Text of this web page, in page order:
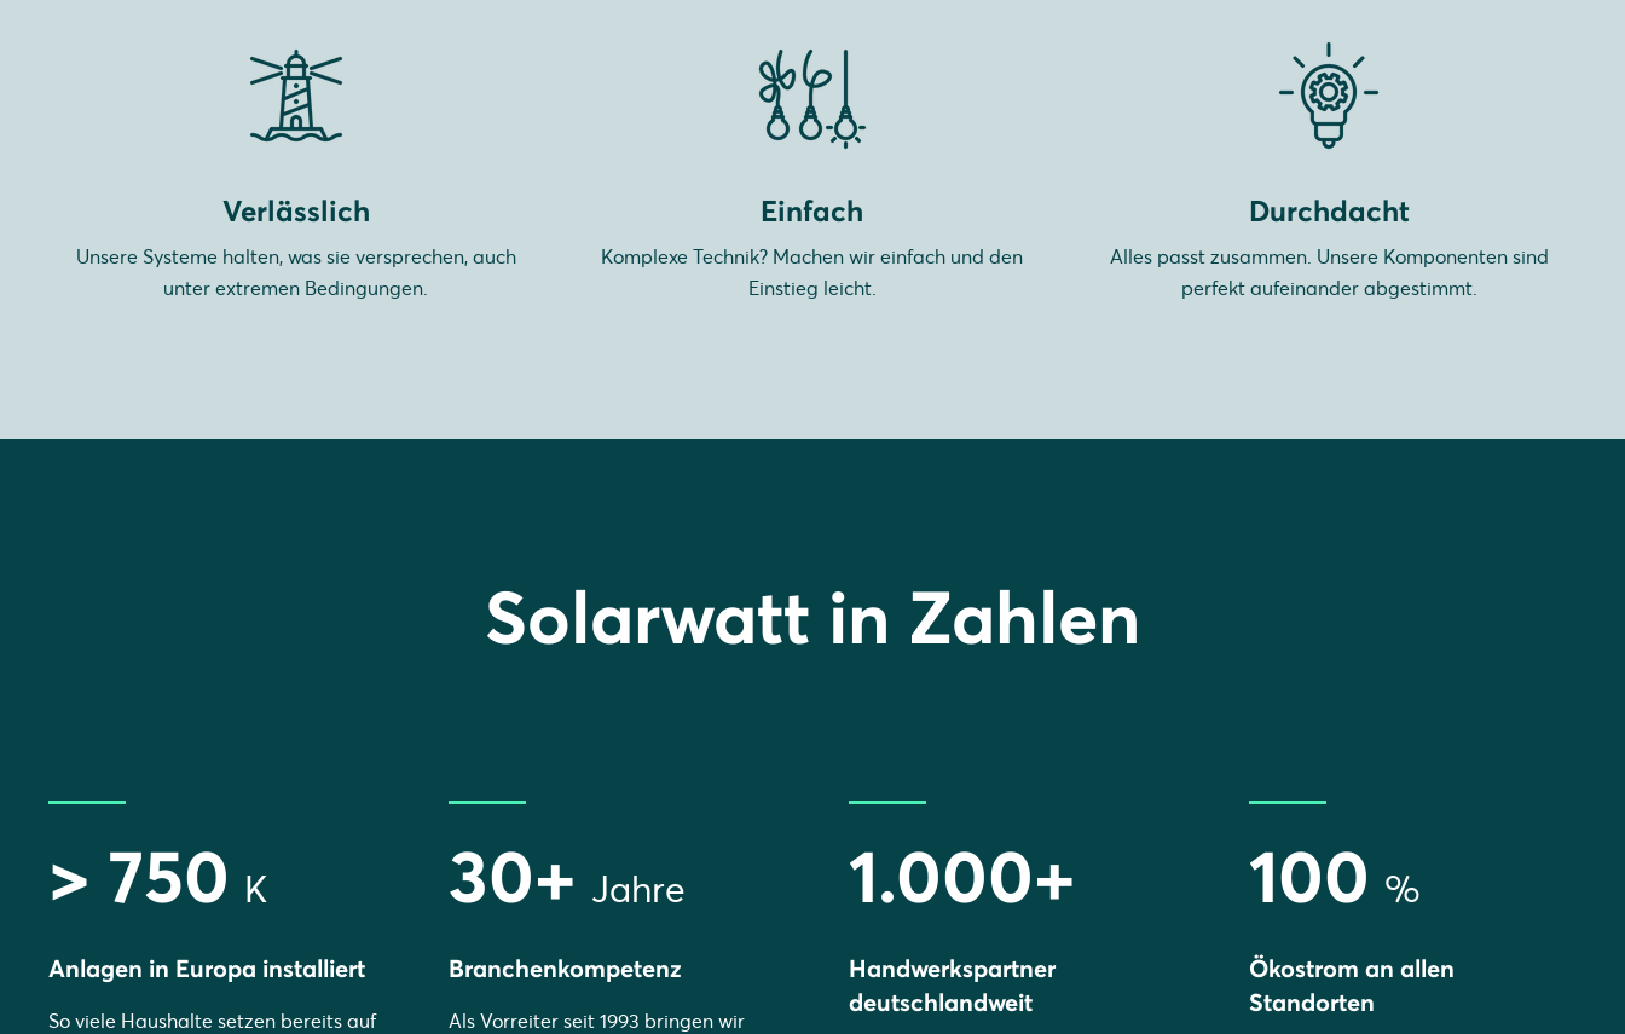
Verlässlich
Unsere Systeme halten, was sie versprechen, auch
unter extremen Bedingungen.
Einfach
Komplexe Technik? Machen wir einfach und den
Einstieg leicht.
Durchdacht
Alles passt zusammen. Unsere Komponenten sind
perfekt aufeinander abgestimmt.
Solarwatt in Zahlen
> 750 K
Anlagen in Europa installiert
So viele Haushalte setzen bereits auf
30+ Jahre
Branchenkompetenz
Als Vorreiter seit 1993 bringen wir
1.000+
Handwerkspartner
deutschlandweit
100 %
Ökostrom an allen
Standorten